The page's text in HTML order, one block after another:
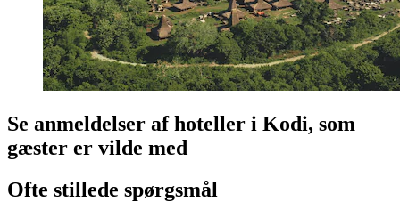
Se anmeldelser af hoteller i Kodi, som
gæster er vilde med
Ofte stillede spørgsmål